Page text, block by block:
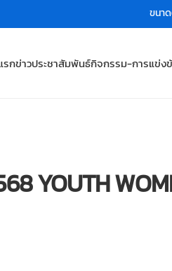
รกข่าวประชาสัมพันธ์กิจกรรม-การแข่ง
YOUTH